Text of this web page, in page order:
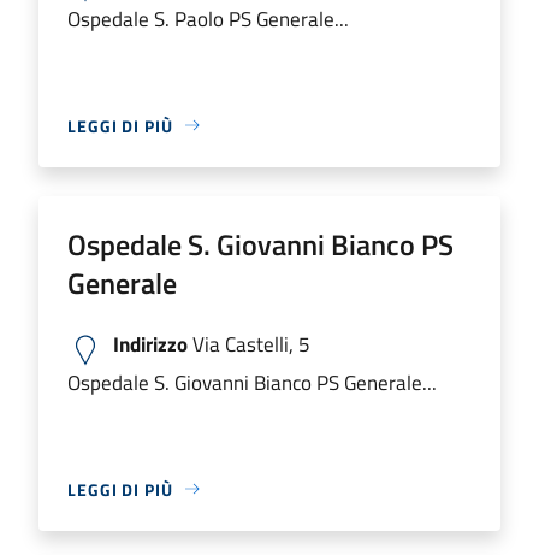
Ospedale S. Paolo PS Generale...
LEGGI DI PIÙ
Ospedale S. Giovanni Bianco PS
Generale
IndirizzoVia Castelli, 5
Ospedale S. Giovanni Bianco PS Generale...
LEGGI DI PIÙ